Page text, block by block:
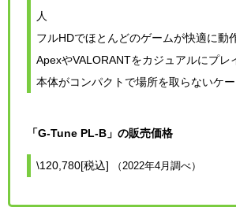
人
フルHDでほとんどのゲームが快適に動
ApexやVALORANTをカジュアルにプレ
本体がコンパクトで場所を取らないケ
「G-Tune PL-B」の販売価格
\120,780[税込] （2022年4月調べ）